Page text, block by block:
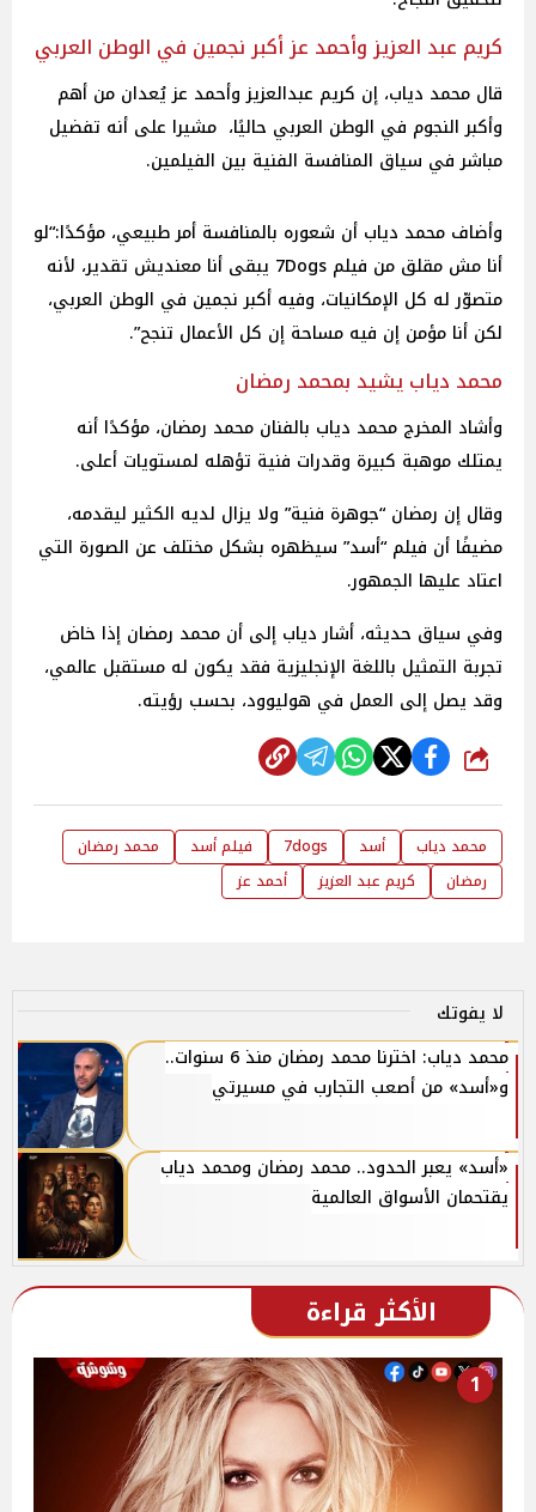
كريم عبد العزيز وأحمد عز أكبر نجمين في الوطن العربي
قال محمد دياب، إن كريم عبدالعزيز وأحمد عز يُعدان من أهم
وأكبر النجوم في الوطن العربي حاليًا، مشيرا على أنه تفضيل
مباشر في سياق المنافسة الفنية بين الفيلمين.
وأضاف محمد دياب أن شعوره بالمنافسة أمر طبيعي، مؤكدًا:“لو
أنا مش مقلق من فيلم 7Dogs يبقى أنا معنديش تقدير، لأنه
متصوّر له كل الإمكانيات، وفيه أكبر نجمين في الوطن العربي،
لكن أنا مؤمن إن فيه مساحة إن كل الأعمال تنجح”.
محمد دياب يشيد بمحمد رمضان
وأشاد المخرج محمد دياب بالفنان محمد رمضان، مؤكدًا أنه
يمتلك موهبة كبيرة وقدرات فنية تؤهله لمستويات أعلى.
وقال إن رمضان “جوهرة فنية” ولا يزال لديه الكثير ليقدمه،
مضيفًا أن فيلم “أسد” سيظهره بشكل مختلف عن الصورة التي
اعتاد عليها الجمهور.
وفي سياق حديثه، أشار دياب إلى أن محمد رمضان إذا خاض
تجربة التمثيل باللغة الإنجليزية فقد يكون له مستقبل عالمي،
وقد يصل إلى العمل في هوليوود، بحسب رؤيته.
شارك
محمد دياب أسد 7dogs فيلم أسد
محمد رمضان
رمضان
كريم عبد العزيز أحمد عز
لا يفوتك
محمد دياب: اخترنا محمد رمضان منذ 6 سنوات..
و«أسد» من أصعب التجارب في مسيرتي
«أسد» يعبر الحدود.. محمد رمضان ومحمد دياب
يقتحمان الأسواق العالمية
الأكثر قراءة
1